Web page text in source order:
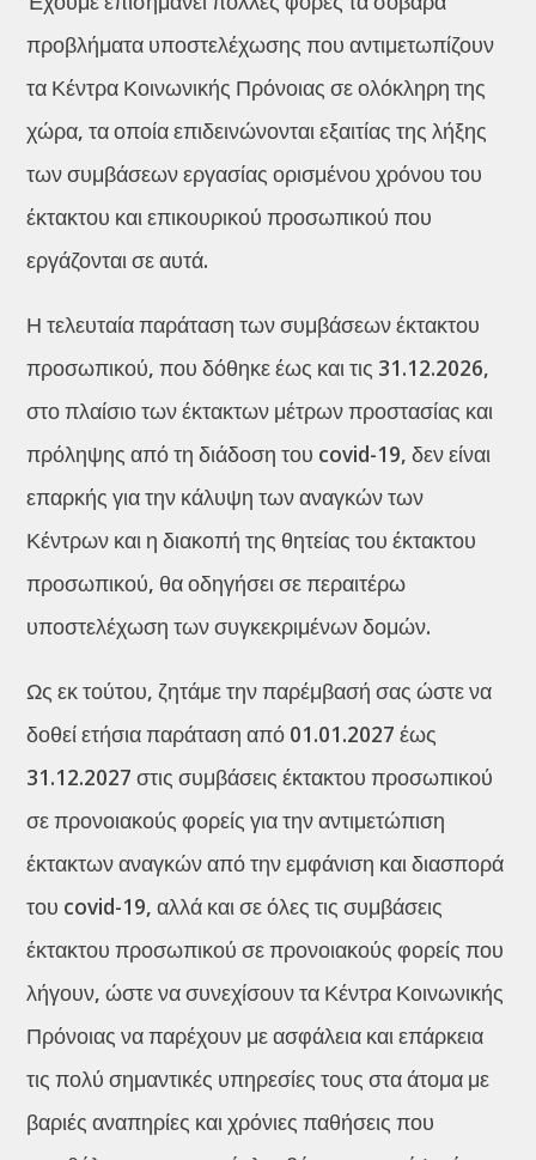
προβλήματα υποστελέχωσης που αντιμετωπίζουν
τα Κέντρα Κοινωνικής Πρόνοιας σε ολόκληρη της
χώρα, τα οποία επιδεινώνονται εξαιτίας της λήξης
των συμβάσεων εργασίας ορισμένου χρόνου του
έκτακτου και επικουρικού προσωπικού που
εργάζονται σε αυτά.
Η τελευταία παράταση των συμβάσεων έκτακτου
προσωπικού, που δόθηκε έως και τις 31.12.2026,
στο πλαίσιο των έκτακτων μέτρων προστασίας και
πρόληψης από τη διάδοση του covid-19, δεν είναι
επαρκής για την κάλυψη των αναγκών των
Κέντρων και η διακοπή της θητείας του έκτακτου
προσωπικού, θα οδηγήσει σε περαιτέρω
υποστελέχωση των συγκεκριμένων δομών.
Ως εκ τούτου, ζητάμε την παρέμβασή σας ώστε να
δοθεί ετήσια παράταση από 01.01.2027 έως
31.12.2027 στις συμβάσεις έκτακτου προσωπικού
σε προνοιακούς φορείς για την αντιμετώπιση
έκτακτων αναγκών από την εμφάνιση και διασπορά
του covid-19, αλλά και σε όλες τις συμβάσεις
έκτακτου προσωπικού σε προνοιακούς φορείς που
λήγουν, ώστε να συνεχίσουν τα Κέντρα Κοινωνικής
Πρόνοιας να παρέχουν με ασφάλεια και επάρκεια
τις πολύ σημαντικές υπηρεσίες τους στα άτομα με
βαριές αναπηρίες και χρόνιες παθήσεις που